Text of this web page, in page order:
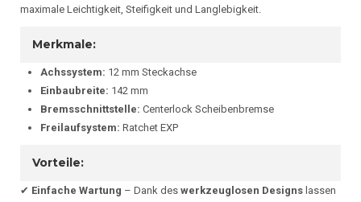
maximale Leichtigkeit, Steifigkeit und Langlebigkeit.
Merkmale:
Achssystem: 12 mm Steckachse
Einbaubreite: 142 mm
Bremsschnittstelle: Centerlock Scheibenbremse
Freilaufsystem: Ratchet EXP
Vorteile:
✔ Einfache Wartung – Dank des werkzeuglosen Designs lassen